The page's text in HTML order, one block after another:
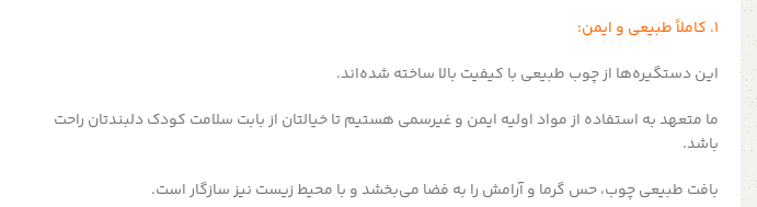
1. کاملاً طبیعی و ایمن:
این دستگیره‌ها از چوب طبیعی با کیفیت بالا ساخته شده‌اند.
ما متعهد به استفاده از مواد اولیه ایمن و غیرسمی هستیم تا خیالتان از بابت سلامت کودک دلبندتان راحت
باشد.
بافت طبیعی چوب، حس گرما و آرامش را به فضا می‌بخشد و با محیط زیست نیز سازگار است.